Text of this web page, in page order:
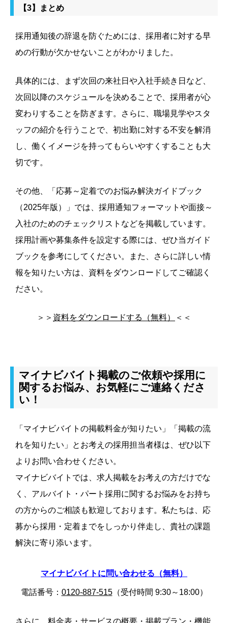
【3】まとめ
採用通知後の辞退を防ぐためには、採用者に対する早
めの行動が欠かせないことがわかりました。
具体的には、まず次回の来社日や入社手続き日など、
次回以降のスケジュールを決めることで、採用者が心
変わりすることを防ぎます。さらに、職場見学やスタ
ッフの紹介を行うことで、初出勤に対する不安を解消
し、働くイメージを持ってもらいやすくすることも大
切です。
その他、「応募～定着でのお悩み解決ガイドブック
（2025年版）」では、採用通知フォーマットや面接～
入社のためのチェックリストなどを掲載しています。
採用計画や募集条件を設定する際には、ぜひ当ガイド
ブックを参考にしてください。また、さらに詳しい情
報を知りたい方は、資料をダウンロードしてご確認く
ださい。
＞＞ 資料をダウンロードする（無料） ＜＜
マイナビバイト掲載のご依頼や採用に
関するお悩み、お気軽にご連絡くださ
い！
「マイナビバイトの掲載料金が知りたい」「掲載の流
れを知りたい」とお考えの採用担当者様は、ぜひ以下
よりお問い合わせください。
マイナビバイトでは、求人掲載をお考えの方だけでな
く、アルバイト・パート採用に関するお悩みをお持ち
の方からのご相談も歓迎しております。私たちは、応
募から採用・定着までをしっかり伴走し、貴社の課題
解決に寄り添います。
マイナビバイトに問い合わせる（無料）
電話番号： 0120-887-515（受付時間 9:30～18:00）
さらに、料金表・サービスの概要・掲載プラン・機能